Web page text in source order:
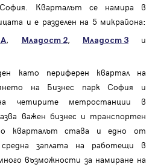
Кварталът се намира в
и е разделен на 5 микрайона:
, Младост 2, Младост 3и
като периферен квартал на
на Бизнес парк София и
четирите метростанции в
важен бизнес и транспортен
кварталът става и едно от
заплата на работещи в
възможности за намиране на